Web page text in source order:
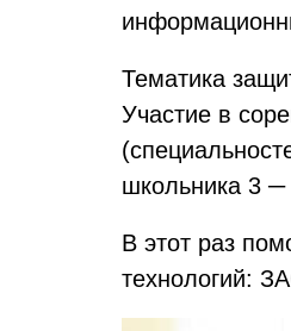
Тематика
Участие в
школьника 3
В этот раз
технологий: